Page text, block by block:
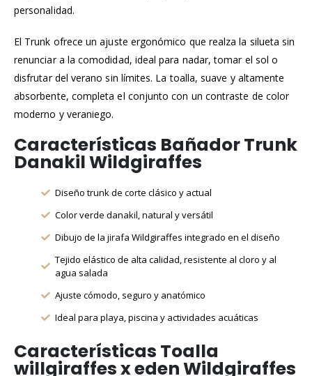
personalidad.
El Trunk ofrece un ajuste ergonómico que realza la silueta sin
renunciar a la comodidad, ideal para nadar, tomar el sol o
disfrutar del verano sin límites. La toalla, suave y altamente
absorbente, completa el conjunto con un contraste de color
moderno y veraniego.
Características Bañador Trunk
Danakil Wildgiraffes
Diseño trunk de corte clásico y actual
Color verde danakil, natural y versátil
Dibujo de la jirafa Wildgiraffes integrado en el diseño
Tejido elástico de alta calidad, resistente al cloro y al
agua salada
Ajuste cómodo, seguro y anatómico
Ideal para playa, piscina y actividades acuáticas
Características Toalla
willgiraffes x eden Wildgiraffes